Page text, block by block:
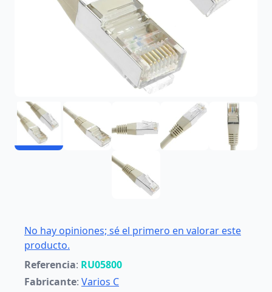
No hay opiniones; sé el primero en valorar este
producto.
Referencia: RU05800
Fabricante: Varios C